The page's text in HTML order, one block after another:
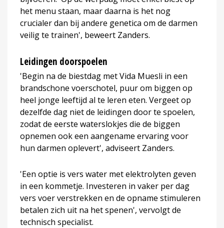
het menu staan, maar daarna is het nog
crucialer dan bij andere genetica om de darmen
veilig te trainen', beweert Zanders.
Leidingen doorspoelen
'Begin na de biestdag met Vida Muesli in een
brandschone voerschotel, puur om biggen op
heel jonge leeftijd al te leren eten. Vergeet op
dezelfde dag niet de leidingen door te spoelen,
zodat de eerste waterslokjes die de biggen
opnemen ook een aangename ervaring voor
hun darmen oplevert', adviseert Zanders.
'Een optie is vers water met elektrolyten geven
in een kommetje. Investeren in vaker per dag
vers voer verstrekken en de opname stimuleren
betalen zich uit na het spenen', vervolgt de
technisch specialist.